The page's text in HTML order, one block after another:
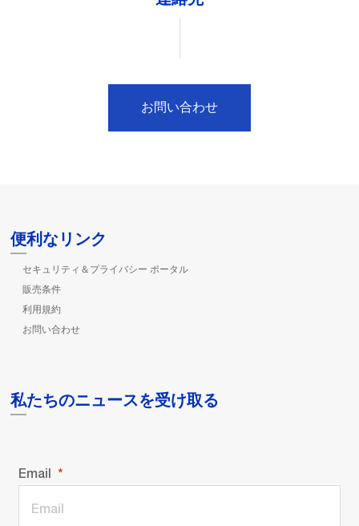
お問い合わせ
便利なリンク
セキュリティ＆プライバシー ポータル
販売条件
利用規約
お問い合わせ
私たちのニュースを受け取る
Email